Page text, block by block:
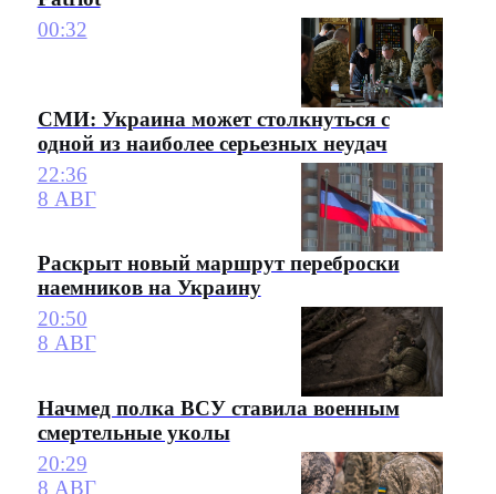
00:32
СМИ: Украина может столкнуться с
одной из наиболее серьезных неудач
22:36
8 АВГ
Раскрыт новый маршрут переброски
наемников на Украину
20:50
8 АВГ
Начмед полка ВСУ ставила военным
смертельные уколы
20:29
8 АВГ